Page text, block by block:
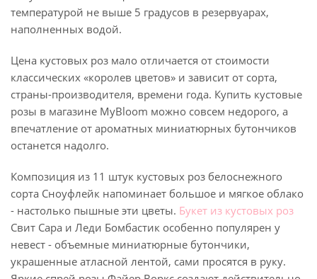
температурой не выше 5 градусов в резервуарах,
наполненных водой.
Цена кустовых роз мало отличается от стоимости
классических «королев цветов» и зависит от сорта,
страны-производителя, времени года. Купить кустовые
розы в магазине MyBloom можно совсем недорого, а
впечатление от ароматных миниатюрных бутончиков
останется надолго.
Композиция из 11 штук кустовых роз белоснежного
сорта Сноуфлейк напоминает большое и мягкое облако
- настолько пышные эти цветы. Букет из кустовых роз
Свит Сара и Леди Бомбастик особенно популярен у
невест - объемные миниатюрные бутончики,
украшенные атласной лентой, сами просятся в руку.